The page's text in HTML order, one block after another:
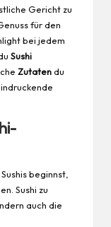
Gericht zu
für den
bei jedem
Sushi
Zutatendu
beginnst,
Sushi zu
auch die